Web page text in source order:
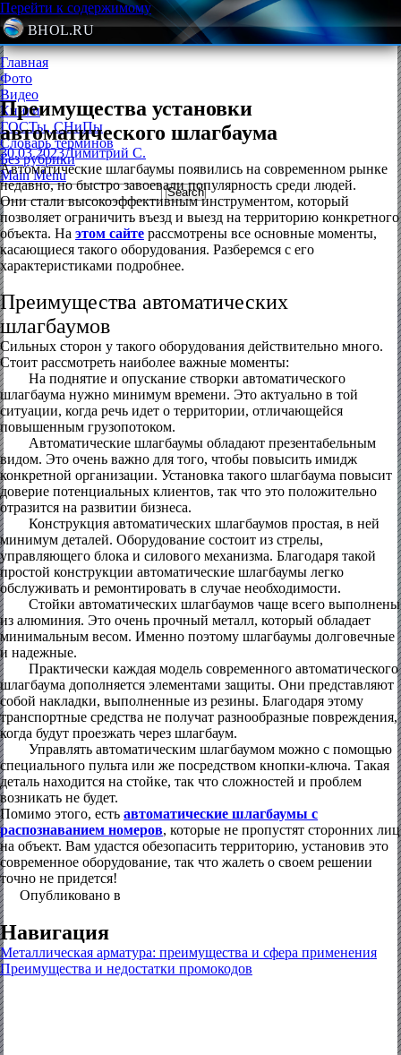
Перейти к содержимому
BHOL.RU
Главная
Фото
Видео
Книги
ГОСТы, СНиПы
Словарь терминов
Без рубрики
Main Menu
Преимущества установки
автоматического шлагбаума
30.03.2023Димитрий С.
Автоматические шлагбаумы появились на современном рынке
недавно, но быстро завоевали популярность среди людей.
Они стали высокоэффективным инструментом, который
позволяет ограничить въезд и выезд на территорию конкретного
объекта. На этом сайте рассмотрены все основные моменты,
касающиеся такого оборудования. Разберемся с его
характеристиками подробнее.
Преимущества автоматических
шлагбаумов
Сильных сторон у такого оборудования действительно много.
Стоит рассмотреть наиболее важные моменты:
На поднятие и опускание створки автоматического
шлагбаума нужно минимум времени. Это актуально в той
ситуации, когда речь идет о территории, отличающейся
повышенным грузопотоком.
Автоматические шлагбаумы обладают презентабельным
видом. Это очень важно для того, чтобы повысить имидж
конкретной организации. Установка такого шлагбаума повысит
доверие потенциальных клиентов, так что это положительно
отразится на развитии бизнеса.
Конструкция автоматических шлагбаумов простая, в ней
минимум деталей. Оборудование состоит из стрелы,
управляющего блока и силового механизма. Благодаря такой
простой конструкции автоматические шлагбаумы легко
обслуживать и ремонтировать в случае необходимости.
Стойки автоматических шлагбаумов чаще всего выполнены
из алюминия. Это очень прочный металл, который обладает
минимальным весом. Именно поэтому шлагбаумы долговечные
и надежные.
Практически каждая модель современного автоматического
шлагбаума дополняется элементами защиты. Они представляют
собой накладки, выполненные из резины. Благодаря этому
транспортные средства не получат разнообразные повреждения,
когда будут проезжать через шлагбаум.
Управлять автоматическим шлагбаумом можно с помощью
специального пульта или же посредством кнопки-ключа. Такая
деталь находится на стойке, так что сложностей и проблем
возникать не будет.
Помимо этого, есть автоматические шлагбаумы с
распознаванием номеров, которые не пропустят сторонних лиц
на объект. Вам удастся обезопасить территорию, установив это
современное оборудование, так что жалеть о своем решении
точно не придется!
Опубликовано в
Навигация
Металлическая арматура: преимущества и сфера применения
Преимущества и недостатки промокодов